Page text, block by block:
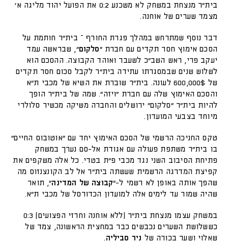
בית"ר מנצחת במשחק לא משכנע 0:2 את הפועל יהוד מליגה א'
מצמד שערים של אוחנה.
דבר נוסף שמתרחש במהלך פגרת החורף – בית"ר חותמת על
הסכם אימוץ חסר תקדים עם חברת "סלקום", שבראשה עמד
יעקב פרי, ראש השב"כ לשעבר ואוהד הקבוצה. ההסכם הוא
לשלוש שנים שבמסגרתו עתידה בית"ר לקבל סכום חסר תקדים
של 600,000$ לעונה. בית"ר שוברת את השיא של מכבי ת"א
והסכם האימוץ שלה עם חברת "ויזה". שמה של בית"ר הופך
להיות בית"ר "סלקום" ירושלים והחברה משיקה מכשיר סלולרי
מיוחד בצבעי המועדון.
טקס החניכה הרשמי של הסכם האימוץ יחד עם "אוטובוס החיים"
בו בית"ר משתפת פעולה עם אגודת אל-סם נערך במשחק
פתיחת הסיבוב השני נגד מכבי פ"ת בטדי. כל אלה משקפים את
קפיצת המדרגה הרשמית שעשתה בית"ר אל לב הקונצנזוס מה
שהפך אותה באופן לא רשמי ל-"קבוצה של המדינה", תואר
שהיה שמור עד לימים אלה למועדון הכדורסל של מכבי ת"א.
במשחק עצמו מנצחת בית"ר (ללא אוחנה וחרזי הפצועים) 0:3
כששלושת השערים נכבשים כבר במחצית הראשונה, צמד של
שאלוי ושער בכורה של ניר סביליה.